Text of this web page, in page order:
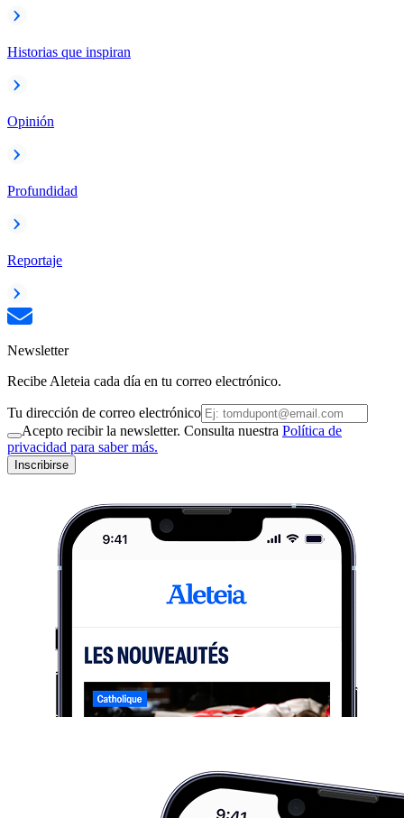
Historias que inspiran
Opinión
Profundidad
Reportaje
Newsletter
Recibe Aleteia cada día en tu correo electrónico.
Tu dirección de correo electrónico
Acepto recibir la newsletter. Consulta nuestra Política de
privacidad para saber más.
Inscribirse